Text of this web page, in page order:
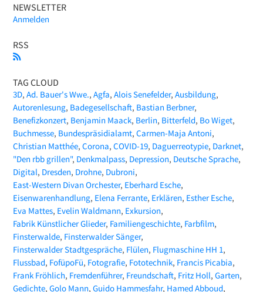
NEWSLETTER
Anmelden
RSS
TAG CLOUD
3D Ad. Bauer's Wwe. Agfa Alois Senefelder Ausbildung
Autorenlesung Badegesellschaft Bastian Berbner
Benefizkonzert Benjamin Maack Berlin Bitterfeld Bo Wiget
Buchmesse Bundespräsidialamt Carmen-Maja Antoni
Christian Matthée Corona COVID-19 Daguerreotypie Darknet
"Den rbb grillen" Denkmalpass Depression Deutsche Sprache
Digital Dresden Drohne Dubroni
East-Western Divan Orchester Eberhard Esche
Eisenwarenhandlung Elena Ferrante Erklären Esther Esche
Eva Mattes Evelin Waldmann Exkursion
Fabrik Künstlicher Glieder Familiengeschichte Farbfilm
Finsterwalde Finsterwalder Sänger
Finsterwalder Stadtgespräche Flülen Flugmaschine HH 1
Flussbad FofüpoFü Fotografie Fototechnik Francis Picabia
Frank Fröhlich Fremdenführer Freundschaft Fritz Holl Garten
Gedichte Golo Mann Guido Hammesfahr Hamed Abboud